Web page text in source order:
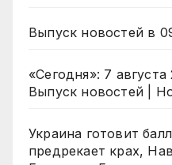
Выпуск новостей в
«Сегодня»: 7 августа
Выпуск новостей |
Украина готовит
предрекает крах,